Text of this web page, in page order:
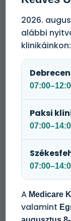
szerződött
minőségű
cég teljes körű
2026.
alábbi
klinikáinkon:
Paksi
A Medicare
valamint